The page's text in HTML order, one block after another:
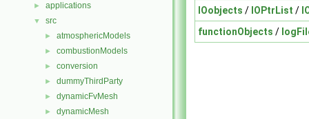
► applications
▼ src
► atmosphericModels
► combustionModels
► conversion
► dummyThirdParty
► dynamicFvMesh
► dynamicMesh
IOobjects / IOPtrList /
functionObjects /